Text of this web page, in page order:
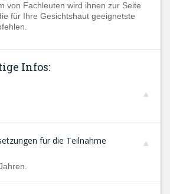
von Fachleuten wird ihnen zur Seite
für Ihre Gesichtshaut geeignetste
Infos:
für die Teilnahme